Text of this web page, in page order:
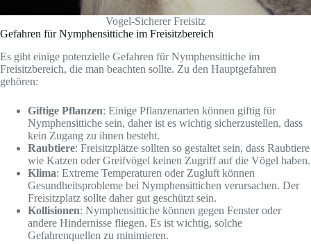
Vogel-Sicherer Freisitz
Gefahren für Nymphensittiche im Freisitzbereich
Es gibt einige potenzielle Gefahren für Nymphensittiche im
Freisitzbereich, die man beachten sollte. Zu den Hauptgefahren
gehören:
Giftige Pflanzen: Einige Pflanzenarten können giftig für
Nymphensittiche sein, daher ist es wichtig sicherzustellen, dass
kein Zugang zu ihnen besteht.
Raubtiere: Freisitzplätze sollten so gestaltet sein, dass Raubtiere
wie Katzen oder Greifvögel keinen Zugriff auf die Vögel haben.
Klima: Extreme Temperaturen oder Zugluft können
Gesundheitsprobleme bei Nymphensittichen verursachen. Der
Freisitzplatz sollte daher gut geschützt sein.
Kollisionen: Nymphensittiche können gegen Fenster oder
andere Hindernisse fliegen. Es ist wichtig, solche
Gefahrenquellen zu minimieren.